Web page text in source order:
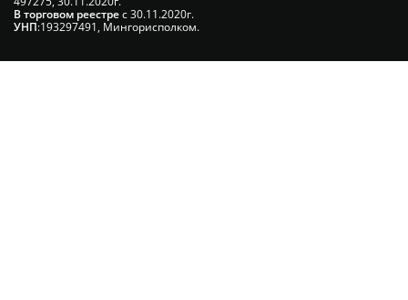
В торговом реестрес 30.11.2020г.
УНП:193297491, Мингорисполком.